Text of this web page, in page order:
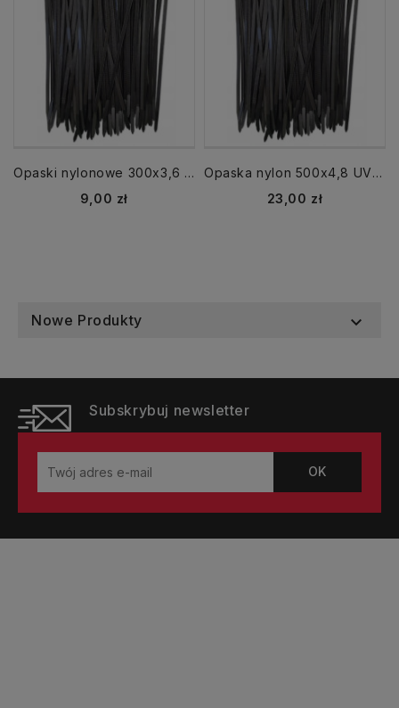
Opaski nylonowe 300x3,6 UV czarna 100 szt. zaciskowe kablowe
Cena
9,00 zł
Opaska nylon 500x4,8 UV czarna 100 szt. zaciskowe kablowe
Cena
23,00 zł
Nowe Produkty 
Subskrybuj newsletter